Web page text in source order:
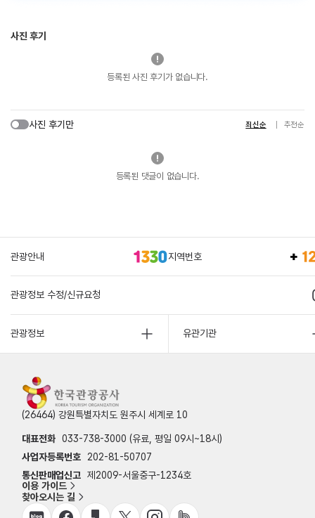
사진 후기
등록된 사진 후기가 없습니다.
사진 후기만 최신순 추천순
등록된 댓글이 없습니다.
관광안내 지역번호
관광정보 수정/신규요청
관광정보 유관기관
(26464) 강원특별자치도 원주시 세계로 10
대표전화 033-738-3000 (유료, 평일 09시~18시)
사업자등록번호
202-81-50707
통신판매업신고 제2009-서울중구-1234호
이용 가이드
찾아오시는 길